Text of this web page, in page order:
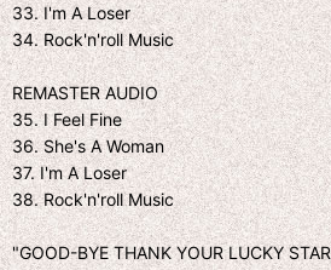
33. I'm A Loser
34. Rock'n'roll Music
REMASTER AUDIO
35. I Feel Fine
36. She's A Woman
37. I'm A Loser
38. Rock'n'roll Music
"GOOD-BYE THANK YOUR LUCKY